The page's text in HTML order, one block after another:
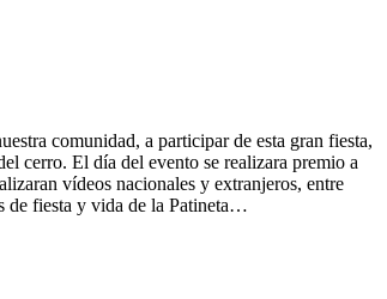
comunidad, a participar de esta gran fiesta,
cerro. El día del evento se realizara premio a
vídeos nacionales y extranjeros, entre
de fiesta y vida de la Patineta…